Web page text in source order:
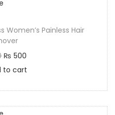
Women’s Painless Hair
₨ 500
to cart